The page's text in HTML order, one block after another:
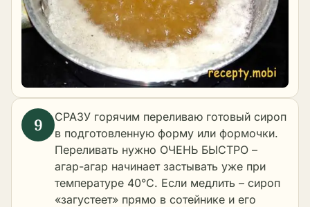
СРАЗУ горячим переливаю готовый сироп
в подготовленную форму или формочки.
Переливать нужно ОЧЕНЬ БЫСТРО –
агар-агар начинает застывать уже при
температуре 40°C. Если медлить – сироп
«загустеет» прямо в сотейнике и его